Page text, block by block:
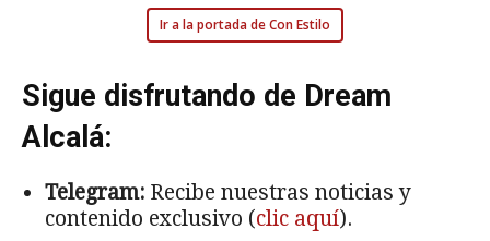
Ir a la portada de Con Estilo
Sigue disfrutando de Dream
Alcalá:
Telegram: Recibe nuestras noticias y
contenido exclusivo (clic aquí).